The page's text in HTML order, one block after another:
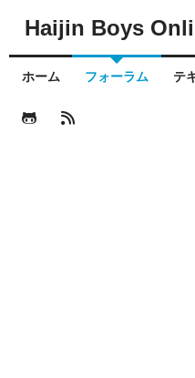
Haijin Boys
ホーム フォーラム テ